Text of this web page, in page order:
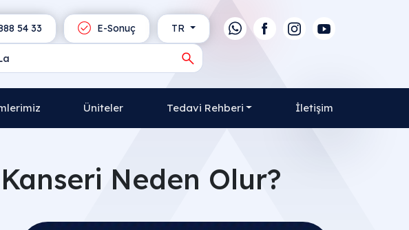
TR
E-Sonuç
54 33
Üniteler Tedavi Rehberi İletişim
Neden Olur?